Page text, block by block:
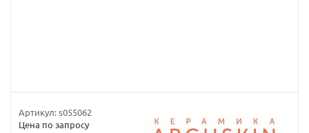
Артикул:s055062
Цена по запросу